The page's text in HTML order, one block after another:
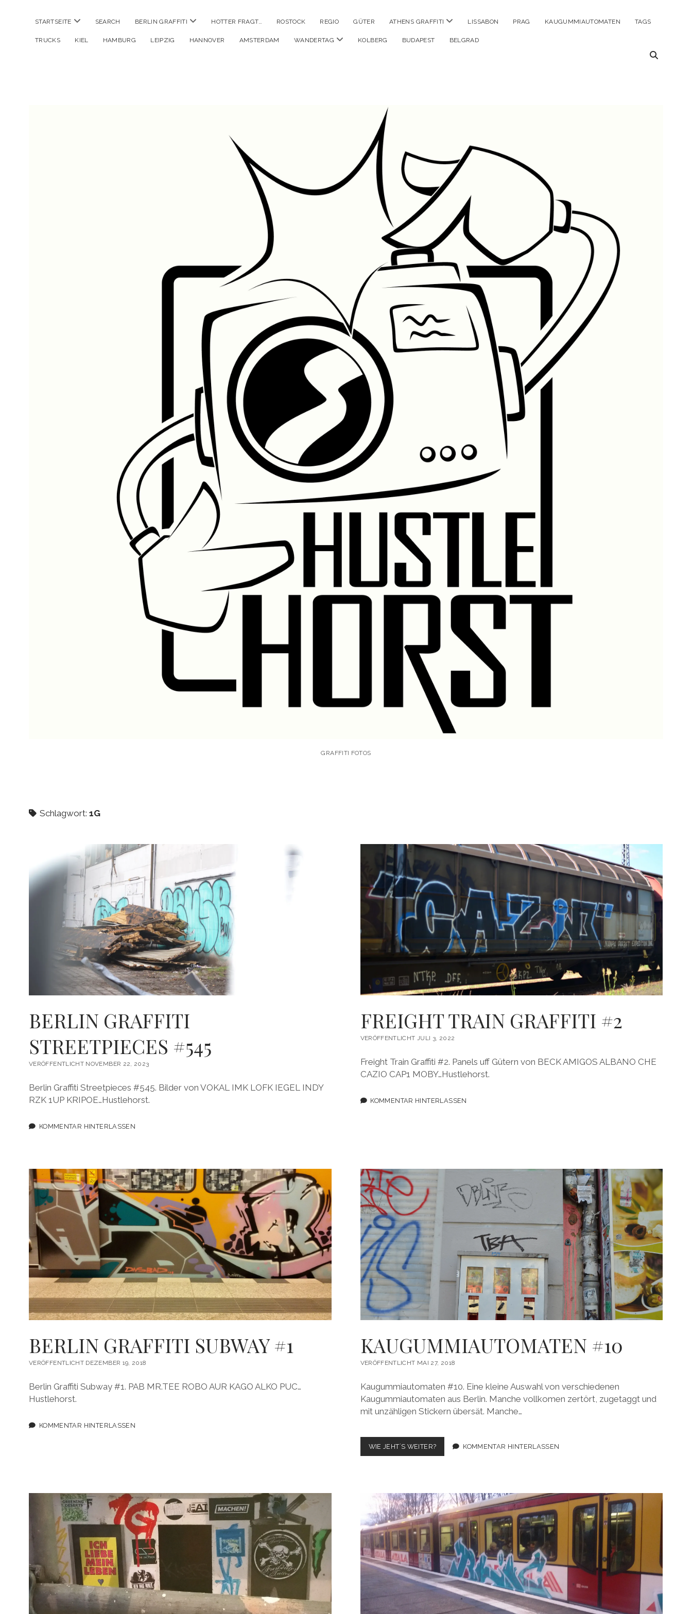
STARTSEITE Menü
SEARCH BERLIN GRAFFITI Menü
HOTTER FRAGT… ROSTOCK REGIO GÜTER ATHENS GRAFFITI Menü
LISSABON PRAG KAUGUMMIAUTOMATEN TAGS
TRUCKS KIEL HAMBURG LEIPZIG HANNOVER AMSTERDAM WANDERTAG Menü
KOLBERG BUDAPEST BELGRAD
GRAFFITI FOTOS
Schlagwort: 1G
BERLIN GRAFFITI
STREETPIECES #545
VERÖFFENTLICHT NOVEMBER 22, 2023
Berlin Graffiti Streetpieces #545. Bilder von VOKAL IMK LOFK IEGEL INDY
RZK 1UP KRIPOE…Hustlehorst.
KOMMENTAR HINTERLASSEN
FREIGHT TRAIN GRAFFITI #2
VERÖFFENTLICHT JULI 3, 2022
Freight Train Graffiti #2. Panels uff Gütern von BECK AMIGOS ALBANO CHE
CAZIO CAP1 MOBY…Hustlehorst.
KOMMENTAR HINTERLASSEN
BERLIN GRAFFITI SUBWAY #1
VERÖFFENTLICHT DEZEMBER 19, 2018
Berlin Graffiti Subway #1. PAB MR.TEE ROBO AUR KAGO ALKO PUC…
Hustlehorst.
KOMMENTAR HINTERLASSEN
KAUGUMMIAUTOMATEN #10
VERÖFFENTLICHT MAI 27, 2018
Kaugummiautomaten #10. Eine kleine Auswahl von verschiedenen
Kaugummiautomaten aus Berlin. Manche vollkomen zertört, zugetaggt und
mit unzähligen Stickern übersät. Manche…
WIE JEHT´S WEITER?KAUGUMMIAUTOMATEN
#10
KOMMENTAR HINTERLASSEN